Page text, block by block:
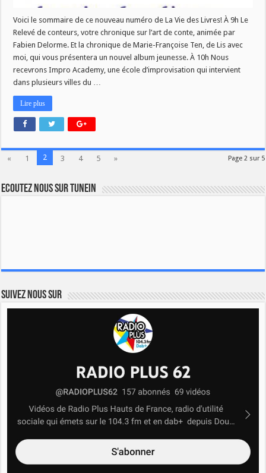
Voici le sommaire de ce nouveau numéro de La Vie des Livres! À 9h Le
Relevé de conteurs, votre chronique sur l’art de conte, animée par
Fabien Delorme. Et la chronique de Marie-Françoise Ten, de Lis avec
moi, qui vous présentera un nouvel album jeunesse. À 10h Nous
recevrons Impro Academy, une école d’improvisation qui intervient
dans plusieurs villes du …
Lire plus
Page 2 sur 5
« 1 2 3 4 5 »
Ecoutez nous sur TuneIn
Suivez nous sur